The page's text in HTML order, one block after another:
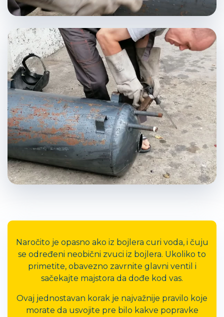
Naročito je opasno ako iz bojlera curi voda, i čuju
se određeni neobični zvuci iz bojlera. Ukoliko to
primetite, obavezno zavrnite glavni ventil i
sačekajte majstora da dođe kod vas.
Ovaj jednostavan korak je najvažnije pravilo koje
morate da usvojite pre bilo kakve popravke